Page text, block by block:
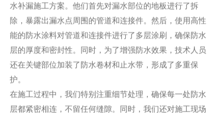
水补漏施工方案。他们首先对漏水部位的地板进行了拆
除，暴露出漏水点周围的管道和连接件。然后，使用高性
能的防水涂料对管道和连接件进行了多层涂刷，确保防水
层的厚度和密封性。同时，为了增强防水效果，技术人员
还在关键部位加装了防水卷材和止水带，形成了多重保
护。
在施工过程中，我们特别注重细节处理，确保每一处防水
层都紧密相连，不留任何缝隙。同时，我们还对施工现场